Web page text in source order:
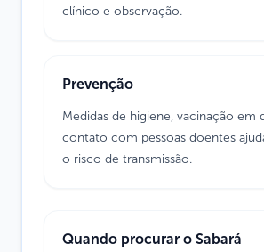
clínico e observação.
Prevenção
Medidas de higiene, vacinação em
contato com pessoas doentes
o risco de transmissão.
Quando procurar o Sabará